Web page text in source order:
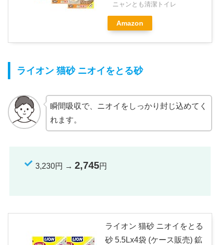
ニャンとも清潔トイレ
Amazon
ライオン 猫砂 ニオイをとる砂
瞬間吸収で、ニオイをしっかり封じ込めてく
れます。
3,230円 →2,745円
ライオン 猫砂 ニオイをとる
砂 5.5Lx4袋 (ケース販売) 鉱